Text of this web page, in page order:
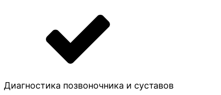
Диагностика позвоночника и суставов